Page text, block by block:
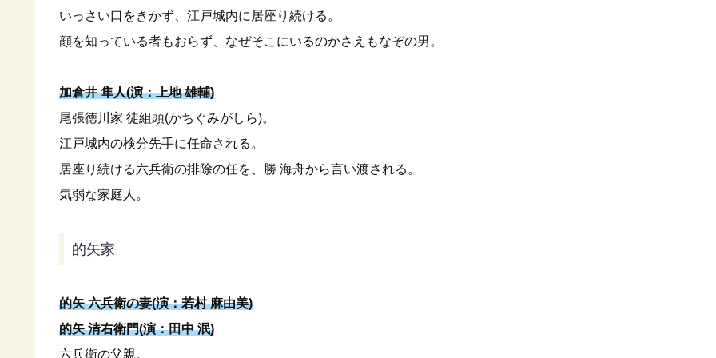
いっさい口をきかず、江戸城内に居座り続ける。
顔を知っている者もおらず、なぜそこにいるのかさえもなぞの男。
加倉井 隼人(演：上地 雄輔)
尾張徳川家 徒組頭(かちぐみがしら)。
江戸城内の検分先手に任命される。
居座り続ける六兵衛の排除の任を、勝 海舟から言い渡される。
気弱な家庭人。
的矢家
的矢 六兵衛の妻(演：若村 麻由美)
的矢 清右衛門(演：田中 泯)
六兵衛の父親。